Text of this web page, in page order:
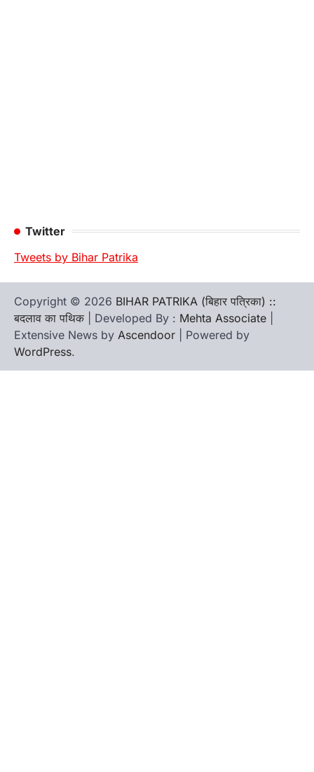
Twitter
Tweets by Bihar Patrika
Copyright © 2026 BIHAR PATRIKA (बिहार पत्रिका) ::
बदलाव का पथिक | Developed By : Mehta Associate
Extensive News by Ascendoor | Powered by
WordPress.